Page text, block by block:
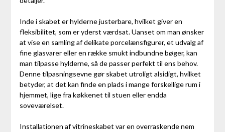
Inde i skabet er hylderne justerbare, hvilket giver en
fleksibilitet, som er yderst værdsat. Uanset om man ønsker
at vise en samling af delikate porcelænsfigurer, et udvalg af
fine glasvarer eller en række smukt indbundne bøger, kan
man tilpasse hylderne, så de passer perfekt til ens behov.
Denne tilpasningsevne gør skabet utroligt alsidigt, hvilket
betyder, at det kan finde en plads i mange forskellige rum i
hjemmet, lige fra køkkenet til stuen eller endda
soveværelset.
Installationen af vitrineskabet var en overraskende nem